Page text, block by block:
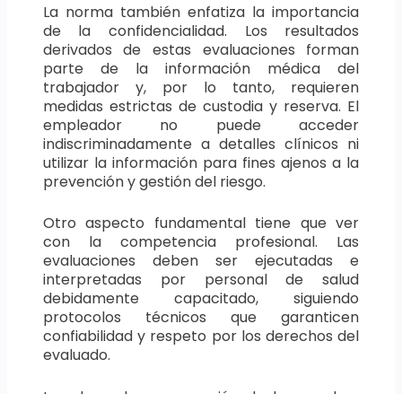
La norma también enfatiza la importancia
de la confidencialidad. Los resultados
derivados de estas evaluaciones forman
parte de la información médica del
trabajador y, por lo tanto, requieren
medidas estrictas de custodia y reserva. El
empleador no puede acceder
indiscriminadamente a detalles clínicos ni
utilizar la información para fines ajenos a la
prevención y gestión del riesgo.
Otro aspecto fundamental tiene que ver
con la competencia profesional. Las
evaluaciones deben ser ejecutadas e
interpretadas por personal de salud
debidamente capacitado, siguiendo
protocolos técnicos que garanticen
confiabilidad y respeto por los derechos del
evaluado.